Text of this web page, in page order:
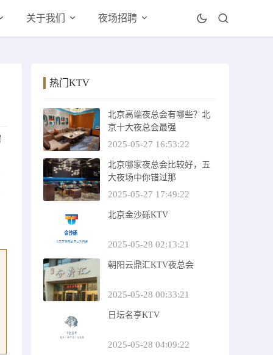
关于我们 夜场招聘
热门KTV
北京高端夜总会有哪些？北
京十大夜总会最强
2025-05-27 16:53:22
北京哪家夜总会比较好，五
大夜场中你错过那
2025-05-27 17:49:22
北京金沙砾KTV
2025-05-28 02:13:21
朝阳云鼎汇KTV夜总会
2025-05-28 00:33:21
日坛名亨KTV
2025-05-28 04:09:22